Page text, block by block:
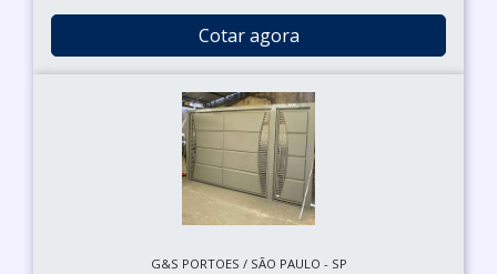
Cotar agora
G&S PORTOES / SÃO PAULO - SP